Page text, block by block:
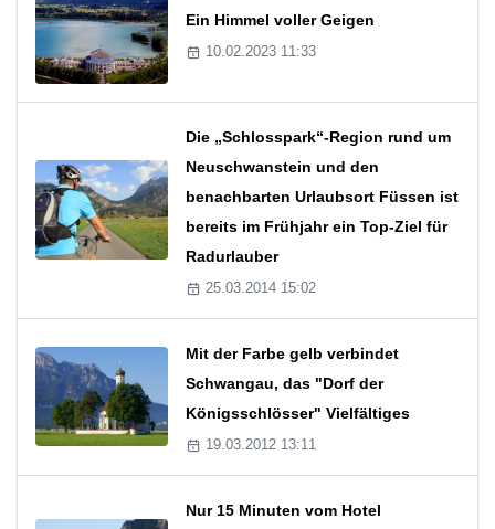
Ein Himmel voller Geigen
10.02.2023 11:33
Die „Schlosspark“-Region rund um
Neuschwanstein und den
benachbarten Urlaubsort Füssen ist
bereits im Frühjahr ein Top-Ziel für
Radurlauber
25.03.2014 15:02
Mit der Farbe gelb verbindet
Schwangau, das "Dorf der
Königsschlösser" Vielfältiges
19.03.2012 13:11
Nur 15 Minuten vom Hotel